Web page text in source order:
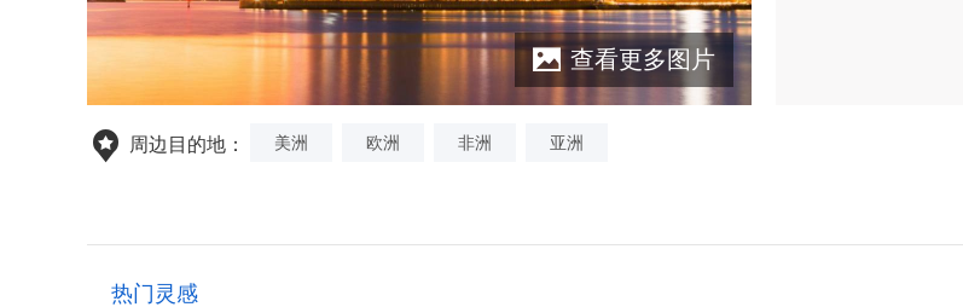
查看更多图片
周边目的地： 美洲 欧洲 非洲 亚洲
热门灵感